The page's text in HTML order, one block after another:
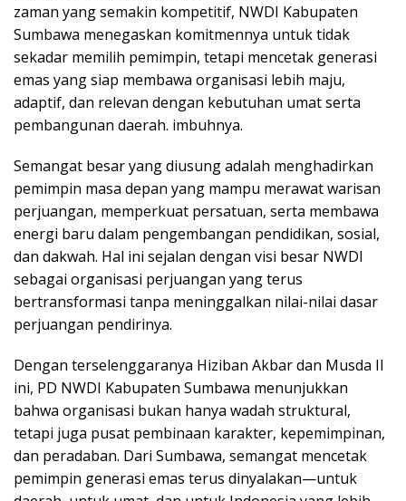
zaman yang semakin kompetitif, NWDI Kabupaten
Sumbawa menegaskan komitmennya untuk tidak
sekadar memilih pemimpin, tetapi mencetak generasi
emas yang siap membawa organisasi lebih maju,
adaptif, dan relevan dengan kebutuhan umat serta
pembangunan daerah. imbuhnya.
Semangat besar yang diusung adalah menghadirkan
pemimpin masa depan yang mampu merawat warisan
perjuangan, memperkuat persatuan, serta membawa
energi baru dalam pengembangan pendidikan, sosial,
dan dakwah. Hal ini sejalan dengan visi besar NWDI
sebagai organisasi perjuangan yang terus
bertransformasi tanpa meninggalkan nilai-nilai dasar
perjuangan pendirinya.
Dengan terselenggaranya Hiziban Akbar dan Musda II
ini, PD NWDI Kabupaten Sumbawa menunjukkan
bahwa organisasi bukan hanya wadah struktural,
tetapi juga pusat pembinaan karakter, kepemimpinan,
dan peradaban. Dari Sumbawa, semangat mencetak
pemimpin generasi emas terus dinyalakan—untuk